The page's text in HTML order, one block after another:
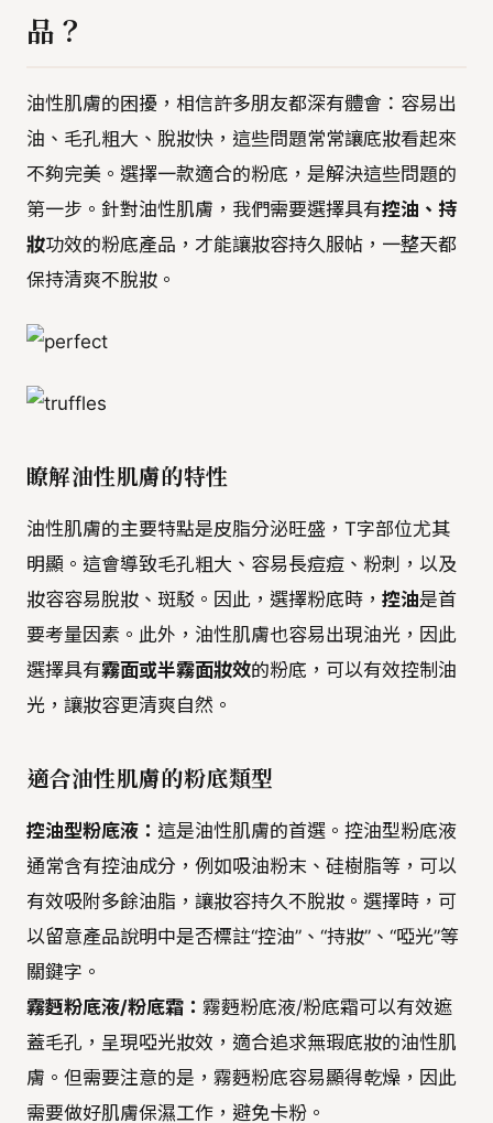
品？
油性肌膚的困擾，相信許多朋友都深有體會：容易出
油、毛孔粗大、脫妝快，這些問題常常讓底妝看起來
不夠完美。選擇一款適合的粉底，是解決這些問題的
第一步。針對油性肌膚，我們需要選擇具有控油、持
妝功效的粉底產品，才能讓妝容持久服帖，一整天都
保持清爽不脫妝。
瞭解油性肌膚的特性
油性肌膚的主要特點是皮脂分泌旺盛，T字部位尤其
明顯。這會導致毛孔粗大、容易長痘痘、粉刺，以及
妝容容易脫妝、斑駁。因此，選擇粉底時， 控油是首
要考量因素。此外，油性肌膚也容易出現油光，因此
選擇具有霧面或半霧面妝效的粉底，可以有效控制油
光，讓妝容更清爽自然。
適合油性肌膚的粉底類型
控油型粉底液： 這是油性肌膚的首選。控油型粉底液
通常含有控油成分，例如吸油粉末、硅樹脂等，可以
有效吸附多餘油脂，讓妝容持久不脫妝。選擇時，可
以留意產品說明中是否標註“控油”、“持妝”、“啞光”等
關鍵字。
霧麪粉底液/粉底霜： 霧麪粉底液/粉底霜可以有效遮
蓋毛孔，呈現啞光妝效，適合追求無瑕底妝的油性肌
膚。但需要注意的是，霧麪粉底容易顯得乾燥，因此
需要做好肌膚保濕工作，避免卡粉。